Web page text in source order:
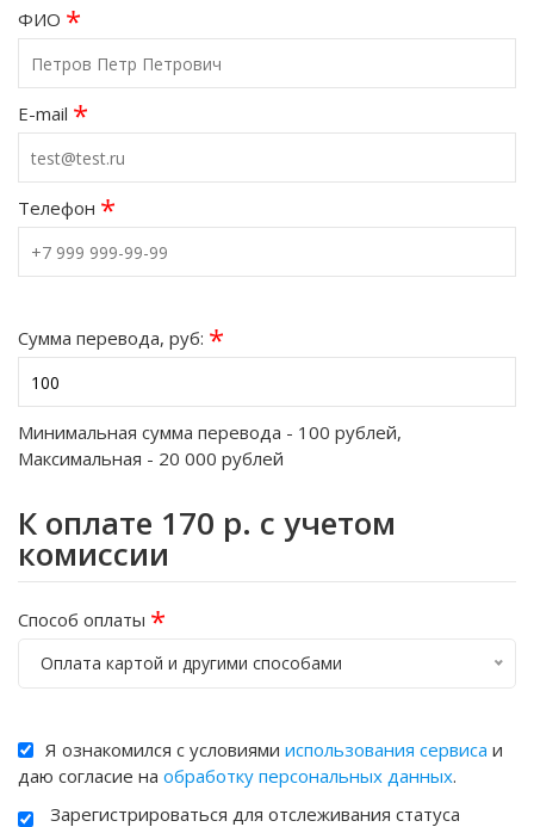
ФИО *
E-mail *
Телефон *
Сумма перевода, руб: *
Минимальная сумма перевода - 100 рублей,
Максимальная - 20 000 рублей
К оплате 170 р. с учетом
комиссии
Способ оплаты *
Оплата картой и другими способами
Я ознакомился с условиями использования сервиса и
даю согласие на обработку персональных данных.
Зарегистрироваться для отслеживания статуса